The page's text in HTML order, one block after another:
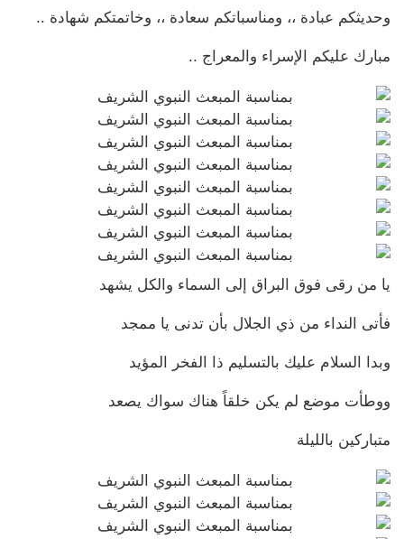
وحديثكم عبادة ،، ومناسباتكم سعادة ،، وخاتمتكم شهادة ..
مبارك عليكم الإسراء والمعراج ..
يا من رقى فوق البراق إلى السماء والكل يشهد
فأتى النداء من ذي الجلال بأن تدنى يا ممجد
وبدا السلام عليك بالتسليم ذا الفخر المؤيد
ووطأت موضع لم يكن خلقاً هناك سواك يصعد
متباركين بالليلة